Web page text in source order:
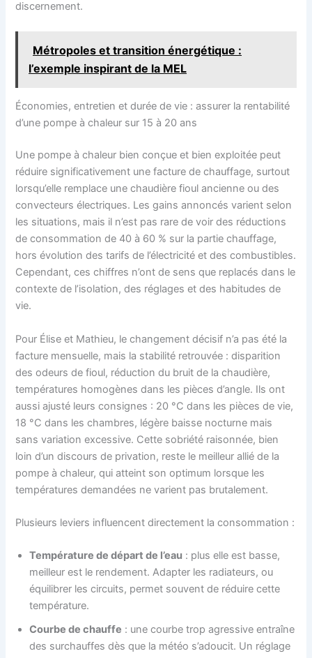
discernement.
Métropoles et transition énergétique :
l’exemple inspirant de la MEL
Économies, entretien et durée de vie : assurer la rentabilité
d’une pompe à chaleur sur 15 à 20 ans
Une pompe à chaleur bien conçue et bien exploitée peut
réduire significativement une facture de chauffage, surtout
lorsqu’elle remplace une chaudière fioul ancienne ou des
convecteurs électriques. Les gains annoncés varient selon
les situations, mais il n’est pas rare de voir des réductions
de consommation de 40 à 60 % sur la partie chauffage,
hors évolution des tarifs de l’électricité et des combustibles.
Cependant, ces chiffres n’ont de sens que replacés dans le
contexte de l’isolation, des réglages et des habitudes de
vie.
Pour Élise et Mathieu, le changement décisif n’a pas été la
facture mensuelle, mais la stabilité retrouvée : disparition
des odeurs de fioul, réduction du bruit de la chaudière,
températures homogènes dans les pièces d’angle. Ils ont
aussi ajusté leurs consignes : 20 °C dans les pièces de vie,
18 °C dans les chambres, légère baisse nocturne mais
sans variation excessive. Cette sobriété raisonnée, bien
loin d’un discours de privation, reste le meilleur allié de la
pompe à chaleur, qui atteint son optimum lorsque les
températures demandées ne varient pas brutalement.
Plusieurs leviers influencent directement la consommation :
Température de départ de l’eau : plus elle est basse,
meilleur est le rendement. Adapter les radiateurs, ou
équilibrer les circuits, permet souvent de réduire cette
température.
Courbe de chauffe : une courbe trop agressive entraîne
des surchauffes dès que la météo s’adoucit. Un réglage